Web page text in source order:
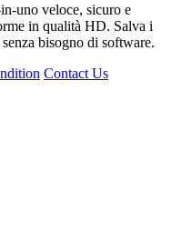
uno veloce, sicuro e
in qualità HD. Salva i
bisogno di software.
Contact Us